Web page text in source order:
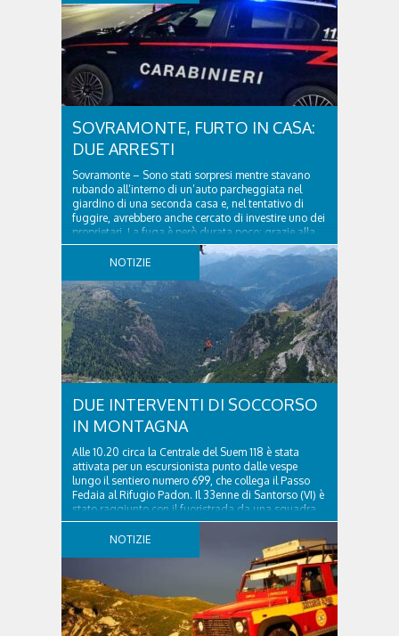
SOVRAMONTE, FURTO IN CASA:
DUE ARRESTI
Sovramonte – Sono stati sorpresi mentre stavano
rubando all’interno di un’auto parcheggiata nel
giardino di una seconda casa e, nel tentativo di
fuggire, avrebbero anche cercato di investire uno dei
proprietari. La fuga è però durata poco: grazie alla
tempestiva chiamata al 112 e all’intervento...
NOTIZIE
DUE INTERVENTI DI SOCCORSO
IN MONTAGNA
Alle 10.20 circa la Centrale del Suem 118 è stata
attivata per un escursionista punto dalle vespe
lungo il sentiero numero 699, che collega il Passo
Fedaia al Rifugio Padon. Il 33enne di Santorso (VI) è
stato raggiunto con il fuoristrada da una squadra
del Soccorso alpino della Val Pettorina...
NOTIZIE